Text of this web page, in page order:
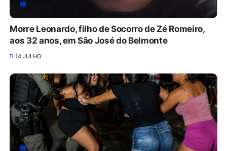
Morre Leonardo, filho de Socorro de Zé Romeiro,
aos 32 anos, em São José do Belmonte
14 JULHO